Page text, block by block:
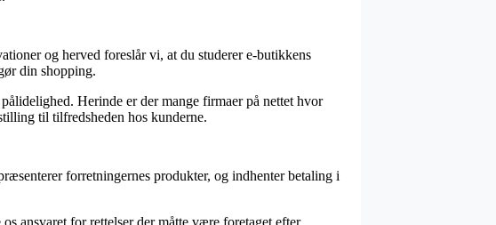
og herved foreslår vi, at du studerer e-butikkens
din shopping.
Herinde er der mange firmaer på nettet hvor
til tilfredsheden hos kunderne.
forretningernes produkter, og indhenter betaling i
ansvaret for rettelser der måtte være foretaget efter